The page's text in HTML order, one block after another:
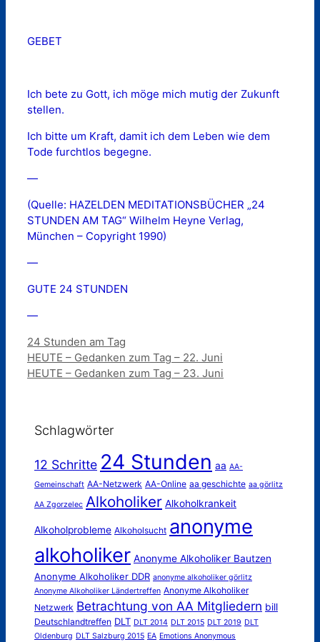
GEBET
Ich bete zu Gott, ich möge mich mutig der Zukunft
stellen.
Ich bitte um Kraft, damit ich dem Leben wie dem
Tode furchtlos begegne.
—
(Quelle: HAZELDEN MEDITATIONSBÜCHER „24
STUNDEN AM TAG“ Wilhelm Heyne Verlag,
München – Copyright 1990)
—
GUTE 24 STUNDEN
—
Kategorien
24 Stunden am Tag
HEUTE – Gedanken zum Tag – 22. Juni
HEUTE – Gedanken zum Tag – 23. Juni
Schlagwörter
12 Schritte 24 Stunden aa AA-
Gemeinschaft AA-Netzwerk AA-Online aa geschichte aa görlitz
AA Zgorzelec Alkoholiker Alkoholkrankeit
Alkoholprobleme Alkoholsucht anonyme
alkoholiker Anonyme Alkoholiker Bautzen
Anonyme Alkoholiker DDR anonyme alkoholiker görlitz
Anonyme Alkoholiker Ländertreffen Anonyme Alkoholiker
Netzwerk Betrachtung von AA Mitgliedern bill
Deutschlandtreffen DLT DLT 2014 DLT 2015 DLT 2019 DLT
Oldenburg DLT Salzburg 2015 EA Emotions Anonymous